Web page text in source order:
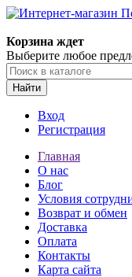
Корзина ждет
Выберите любое
Найти
Вход
Регистрация
Главная
О нас
Блог
Условия
Возврат и обмен
Доставка
Оплата
Контакты
Карта сайта